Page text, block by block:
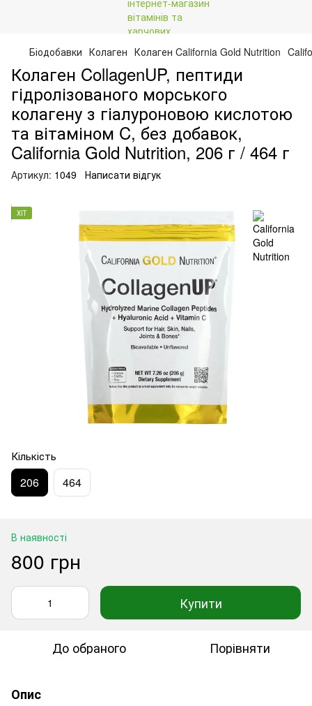
Біодобавки Колаген Колаген California Gold Nutrition
Колаген CollagenUP, пептиди
гідролізованого морського
колагену з гіалуроновою кислотою
та вітаміном C, без добавок,
California Gold Nutrition, 206 г / 464 г
Артикул: 1049 Написати відгук
ХІТ
Кількість
206 464
В наявності
800 грн
Купити
До обраного Порівняти
Опис